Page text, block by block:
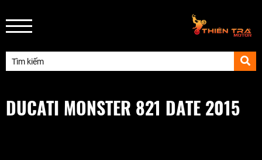
DUCATI MONSTER 821 DATE 2015